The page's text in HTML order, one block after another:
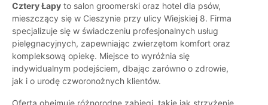
Cztery Łapy to salon groomerski oraz hotel dla psów,
mieszczący się w Cieszynie przy ulicy Wiejskiej 8. Firma
specjalizuje się w świadczeniu profesjonalnych usług
pielęgnacyjnych, zapewniając zwierzętom komfort oraz
kompleksową opiekę. Miejsce to wyróżnia się
indywidualnym podejściem, dbając zarówno o zdrowie,
jak i o urodę czworonożnych klientów.
Oferta obejmuje różnorodne zabiegi, takie jak strzyżenie,